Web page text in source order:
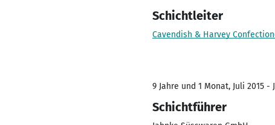
Schichtleiter
Cavendish & Harvey
9 Jahre und 1 Monat, Juli 2015 -
Schichtführer